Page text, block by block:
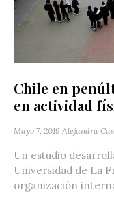
Chile en
en actividad
Mayo 7, 2019 Alejandra
Un estudio
Universidad de La
organización